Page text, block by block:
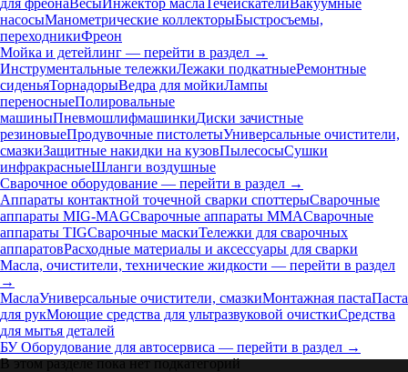
для фреонаВесыИнжектор маслаТечеискателиВакуумные
насосыМанометрические коллекторыБыстросъемы,
переходникиФреон
Мойка и детейлинг — перейти в раздел →
Инструментальные тележкиЛежаки подкатныеРемонтные
сиденьяТорнадорыВедра для мойкиЛампы
переносныеПолировальные
машиныПневмошлифмашинкиДиски зачистные
резиновыеПродувочные пистолетыУниверсальные очистители,
смазкиЗащитные накидки на кузовПылесосыСушки
инфракрасныеШланги воздушные
Сварочное оборудование — перейти в раздел →
Аппараты контактной точечной сварки cпоттерыСварочные
аппараты MIG-MAGСварочные аппараты MMAСварочные
аппараты TIGСварочные маскиТележки для сварочных
аппаратовРасходные материалы и аксессуары для сварки
Масла, очистители, технические жидкости — перейти в раздел
→
МаслаУниверсальные очистители, смазкиМонтажная пастаПаста
для рукМоющие средства для ультразвуковой очисткиСредства
для мытья деталей
БУ Оборудование для автосервиса — перейти в раздел →
В этом разделе пока нет подкатегорий